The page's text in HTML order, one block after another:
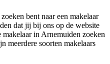
bent naar een makelaar
dat jij bij ons op de website
in Arnemuiden zoeken
meerdere soorten makelaars